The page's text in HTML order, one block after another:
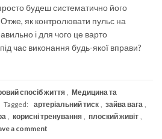
будеш систематично його
Отже, як контролювати пульс на
і для чого це варто
час виконання будь-якої вправи?
спосіб життя
Медицина та
Tagged: артеріальний тиск зайва вага
корисні тренування плоский живіт
a comment